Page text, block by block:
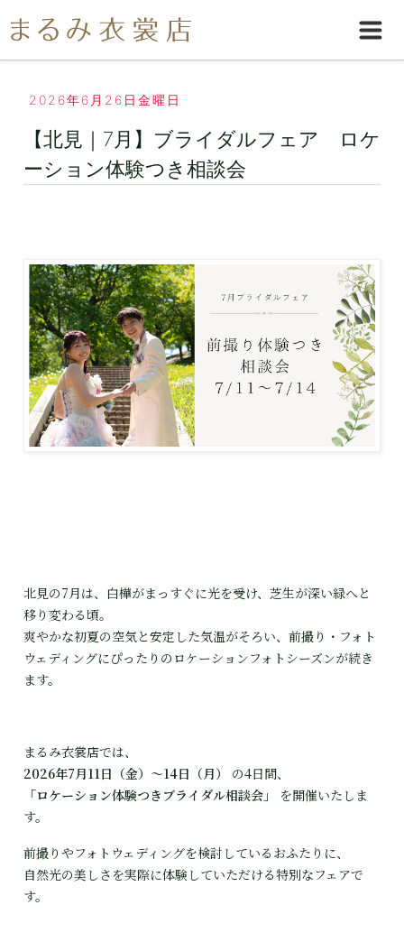
2026年6月26日金曜日
【北見｜7月】ブライダルフェア ロケ
ーション体験つき相談会
北見の7月は、白樺がまっすぐに光を受け、芝生が深い緑へと
移り変わる頃。
爽やかな初夏の空気と安定した気温がそろい、 前撮り・フォト
ウェディングにぴったりのロケーションフォトシーズンが続き
ます。
2026年7月11日（金）〜14日（月）
「ロケーション体験つきブライダル相談会」
を開催いたしま
す。
前撮りやフォトウェディングを検討しているおふたりに、
自然光の美しさを実際に体験していただける特別なフェアで
す。